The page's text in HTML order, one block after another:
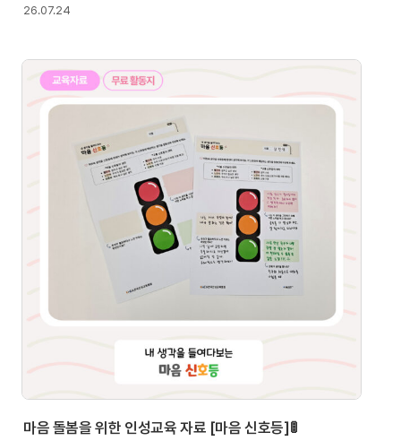
26.07.24
마음 돌봄을 위한 인성교육 자료 [마음 신호등]🚦